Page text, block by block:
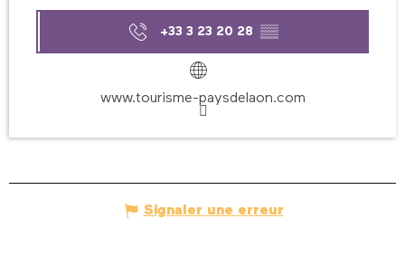
+33 3 23 20 28 ▒▒
www.tourisme-paysdelaon.com
Signaler une erreur